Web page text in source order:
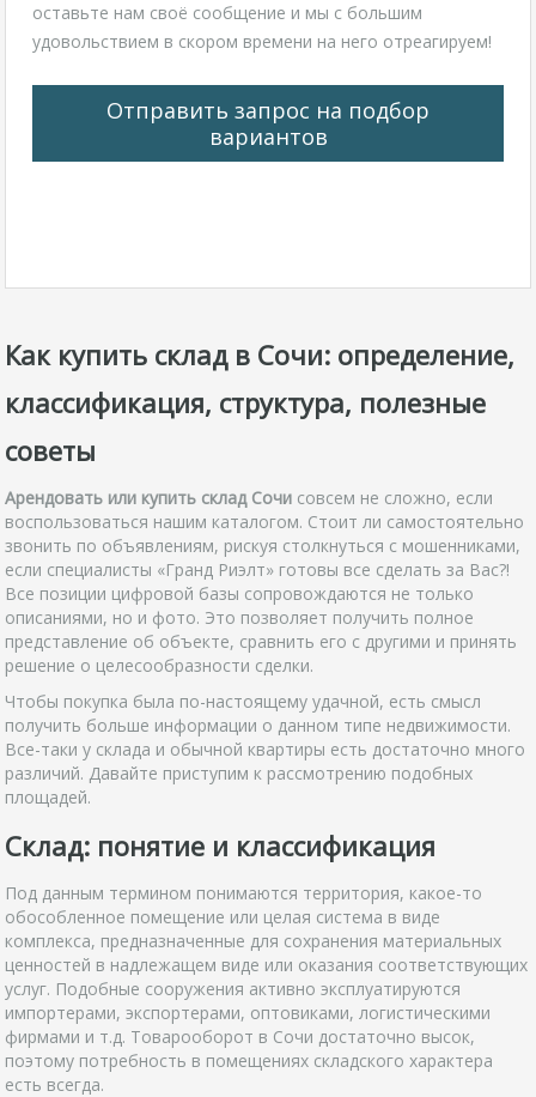
оставьте нам своё сообщение и мы с большим
удовольствием в скором времени на него отреагируем!
Отправить запрос на подбор
вариантов
Как купить склад в Сочи: определение,
классификация, структура, полезные
советы
Арендовать или купить склад Сочи совсем не сложно, если
воспользоваться нашим каталогом. Стоит ли самостоятельно
звонить по объявлениям, рискуя столкнуться с мошенниками,
если специалисты «Гранд Риэлт» готовы все сделать за Вас?!
Все позиции цифровой базы сопровождаются не только
описаниями, но и фото. Это позволяет получить полное
представление об объекте, сравнить его с другими и принять
решение о целесообразности сделки.
Чтобы покупка была по-настоящему удачной, есть смысл
получить больше информации о данном типе недвижимости.
Все-таки у склада и обычной квартиры есть достаточно много
различий. Давайте приступим к рассмотрению подобных
площадей.
Склад: понятие и классификация
Под данным термином понимаются территория, какое-то
обособленное помещение или целая система в виде
комплекса, предназначенные для сохранения материальных
ценностей в надлежащем виде или оказания соответствующих
услуг. Подобные сооружения активно эксплуатируются
импортерами, экспортерами, оптовиками, логистическими
фирмами и т.д. Товарооборот в Сочи достаточно высок,
поэтому потребность в помещениях складского характера
есть всегда.